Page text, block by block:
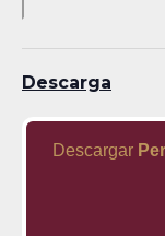
Descarga
Descargar